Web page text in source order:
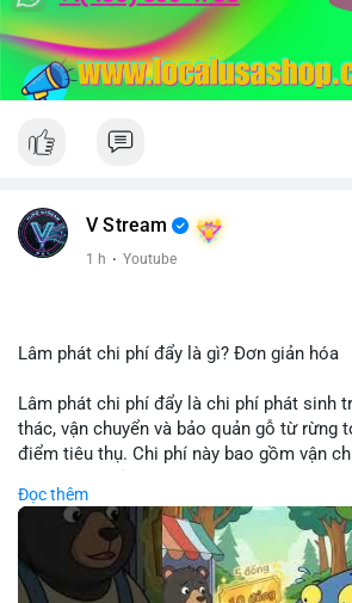
V Stream
1 h · Youtube
Lâm phát chi phí đẩy là gì? Đơn giản hóa
Lâm phát chi phí đẩy là chi phí phát sinh
thác, vận chuyển và bảo quản gỗ từ rừng
điểm tiêu thụ. Chi phí này bao gồm vận
điều kiện địa hình. Việc hiểu rõ chi phí
lâm nghiệp tối ưu hoá chuỗi cung ứng
🎥 Xem video trực tiếp tại:
Đọc thêm